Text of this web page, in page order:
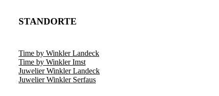
STANDORTE
Time by Winkler Landeck
Time by Winkler Imst
Juwelier Winkler Landeck
Juwelier Winkler Serfaus